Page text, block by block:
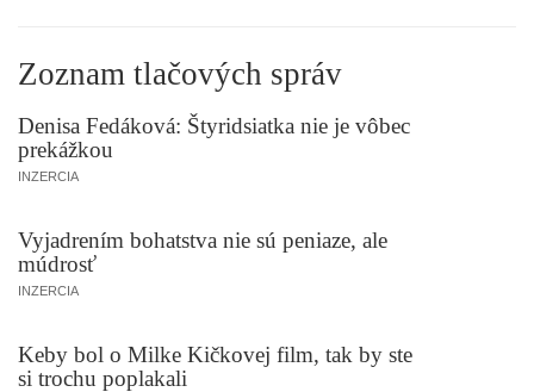
Zoznam tlačových správ
Denisa Fedáková: Štyridsiatka nie je vôbec
prekážkou
INZERCIA
Vyjadrením bohatstva nie sú peniaze, ale
múdrosť
INZERCIA
Keby bol o Milke Kičkovej film, tak by ste
si trochu poplakali